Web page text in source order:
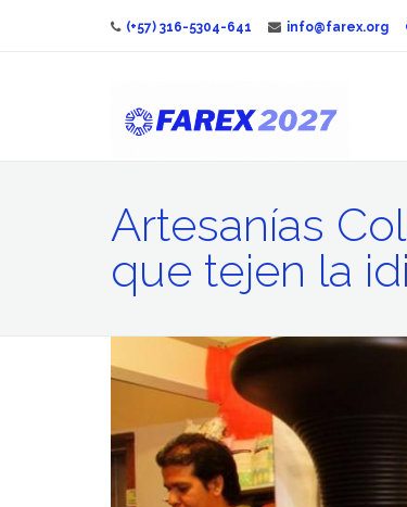
(+57) 316-5304-641 info@farex.org
Artesanías
que tejen la